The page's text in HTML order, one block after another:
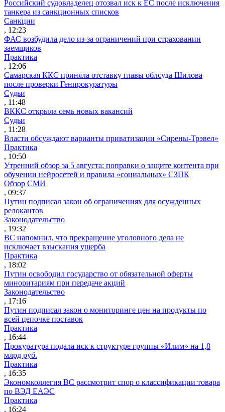
Российский судовладелец отозвал иск к ЕС после исключения
танкера из санкционных списков
Санкции
, 12:23
ФАС возбудила дело из-за ограничений при страховании
заемщиков
Практика
, 12:06
Самарская ККС приняла отставку главы облсуда Шилова
после проверки Генпрокуратуры
Судьи
, 11:48
ВККС открыла семь новых вакансий
Судьи
, 11:28
Власти обсуждают варианты приватизации «Сирены-Трэвел»
Практика
, 10:50
Утренний обзор за 5 августа: поправки о защите контента при
обучении нейросетей и правила «социальных» СЗПК
Обзор СМИ
, 09:37
Путин подписал закон об ограничениях для осужденных
релокантов
Законодательство
, 19:32
ВС напомнил, что прекращение уголовного дела не
исключает взыскания ущерба
Практика
, 18:02
Путин освободил государство от обязательной оферты
миноритариям при передаче акций
Законодательство
, 17:16
Путин подписал закон о мониторинге цен на продукты по
всей цепочке поставок
Практика
, 16:44
Прокуратура подала иск к структуре группы «Илим» на 1,8
млрд руб.
Практика
, 16:35
Экономколлегия ВС рассмотрит спор о классификации товара
по ВЭД ЕАЭС
Практика
, 16:24